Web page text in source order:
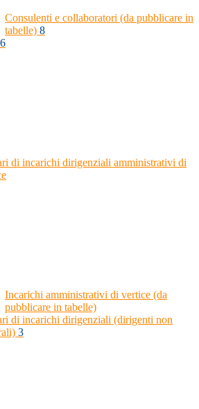
Consulenti e collaboratori (da pubblicare in
tabelle) 8
di incarichi dirigenziali amministrativi di
Incarichi amministrativi di vertice (da
pubblicare in tabelle)
di incarichi dirigenziali (dirigenti non
3